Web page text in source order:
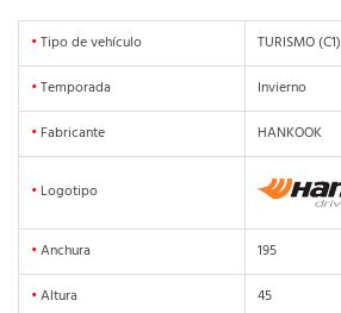
•Tipo de vehículo
TURISMO (C1)
•Temporada
Invierno
• Fabricante HANKOOK
• Logotipo
•Anchura
195
•Altura
45